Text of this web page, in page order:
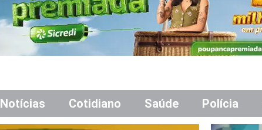
Notícias Cotidiano Saúde Polícia